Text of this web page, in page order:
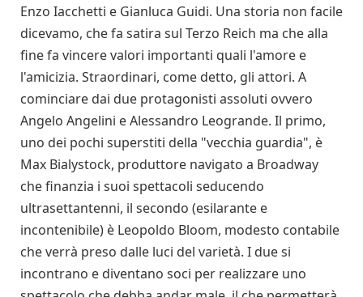
Enzo Iacchetti e Gianluca Guidi. Una storia non facile
dicevamo, che fa satira sul Terzo Reich ma che alla
fine fa vincere valori importanti quali l'amore e
l'amicizia. Straordinari, come detto, gli attori. A
cominciare dai due protagonisti assoluti ovvero
Angelo Angelini e Alessandro Leogrande. Il primo,
uno dei pochi superstiti della "vecchia guardia", è
Max Bialystock, produttore navigato a Broadway
che finanzia i suoi spettacoli seducendo
ultrasettantenni, il secondo (esilarante e
incontenibile) è Leopoldo Bloom, modesto contabile
che verrà preso dalle luci del varietà. I due si
incontrano e diventano soci per realizzare uno